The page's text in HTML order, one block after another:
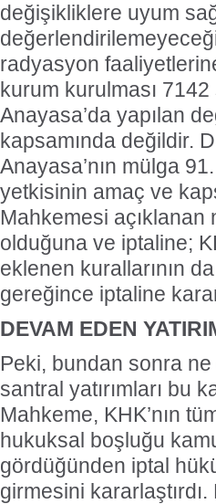
değişikliklere uyum
değerlendirilemeyeceği
radyasyon
kurum kurulması 7142
Anayasa’da yapılan
kapsamında değildir.
Anayasa’nın mülga
yetkisinin amaç ve
Mahkemesi açıklanan
olduğuna ve iptaline;
eklenen kurallarının
gereğince iptaline
DEVAM EDEN
Peki, bundan sonra
santral yatırımları bu
Mahkeme, KHK’nın
hukuksal boşluğu
gördüğünden iptal
girmesini